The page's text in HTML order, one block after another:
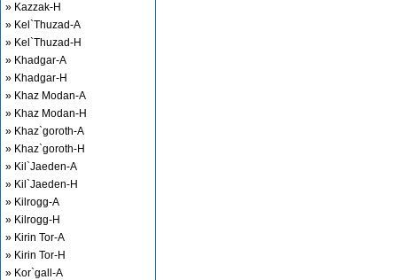
» Kazzak-H
» Kel`Thuzad-A
» Kel`Thuzad-H
» Khadgar-A
» Khadgar-H
» Khaz Modan-A
» Khaz Modan-H
» Khaz`goroth-A
» Khaz`goroth-H
» Kil`Jaeden-A
» Kil`Jaeden-H
» Kilrogg-A
» Kilrogg-H
» Kirin Tor-A
» Kirin Tor-H
» Kor`gall-A